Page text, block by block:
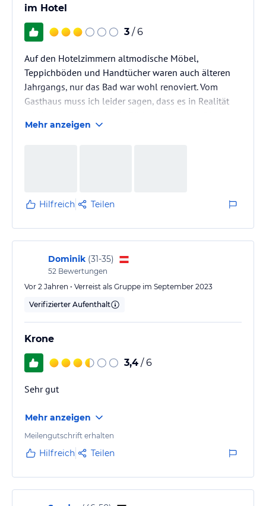
im Hotel
3 / 6
Auf den Hotelzimmern altmodische Möbel,
Teppichböden und Handtücher waren auch älteren
Jahrgangs, nur das Bad war wohl renoviert. Vom
Gasthaus muss ich leider sagen, dass es in Realität
Einrichtung im Restaurant und im Frühstücksraum
Zumutung sich so den Gästen zu präsentieren,…
Mehr anzeigen
Hilfreich Teilen
Dominik (31-35)
52 Bewertungen
Vor 2 Jahren • Verreist als Gruppe im September 2023
Verifizierter Aufenthalt
Krone
3,4 / 6
Sehr gut
Mehr anzeigen
Meilengutschrift erhalten
Hilfreich Teilen